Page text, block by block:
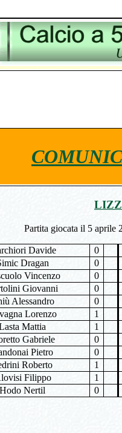
Partita giocata il 5 aprile
Davide
0
Dragan
0
Vincenzo
0
Giovanni
0
Alessandro
0
Lorenzo
1
Mattia
1
Gabriele
0
Pietro
0
Roberto
1
Filippo
1
Hodo Nertil
0